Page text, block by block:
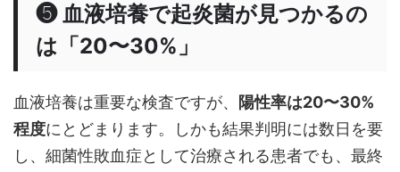
❺ 血液培養で起炎菌が見つかるの
は「20〜30%」
血液培養は重要な検査ですが、 陽性率は20〜30%
程度にとどまります。しかも結果判明には数日を要
し、細菌性敗血症として治療される患者でも、最終